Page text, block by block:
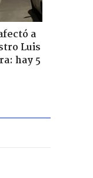
a
Luis
hay 5